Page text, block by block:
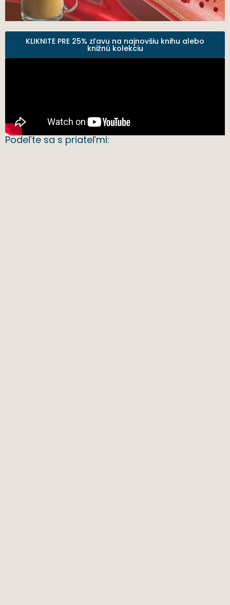
KLIKNITE PRE 25% zľavu na najnovšiu knihu alebo
knižnú kolekciu
Podeľte sa s priateľmi: